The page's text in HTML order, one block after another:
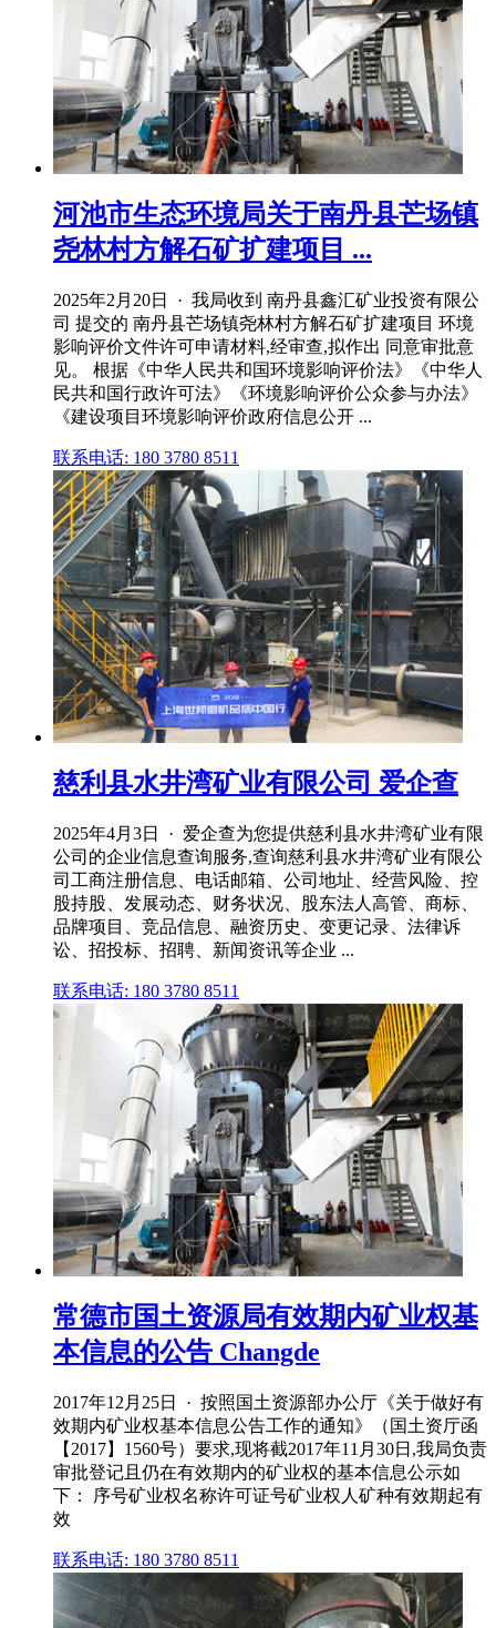
河池市生态环境局关于南丹县芒场镇
尧林村方解石矿扩建项目 ...
2025年2月20日 · 我局收到 南丹县鑫汇矿业投资有限公
司 提交的 南丹县芒场镇尧林村方解石矿扩建项目 环境
影响评价文件许可申请材料,经审查,拟作出 同意审批意
见。 根据《中华人民共和国环境影响评价法》《中华人
民共和国行政许可法》《环境影响评价公众参与办法》
《建设项目环境影响评价政府信息公开 ...
联系电话: 180 3780 8511
慈利县水井湾矿业有限公司 爱企查
2025年4月3日 · 爱企查为您提供慈利县水井湾矿业有限
公司的企业信息查询服务,查询慈利县水井湾矿业有限公
司工商注册信息、电话邮箱、公司地址、经营风险、控
股持股、发展动态、财务状况、股东法人高管、商标、
品牌项目、竞品信息、融资历史、变更记录、法律诉
讼、招投标、招聘、新闻资讯等企业 ...
联系电话: 180 3780 8511
常德市国土资源局有效期内矿业权基
本信息的公告 Changde
2017年12月25日 · 按照国土资源部办公厅《关于做好有
效期内矿业权基本信息公告工作的通知》（国土资厅函
【2017】1560号）要求,现将截2017年11月30日,我局负责
审批登记且仍在有效期内的矿业权的基本信息公示如
下： 序号矿业权名称许可证号矿业权人矿种有效期起有
效
联系电话: 180 3780 8511